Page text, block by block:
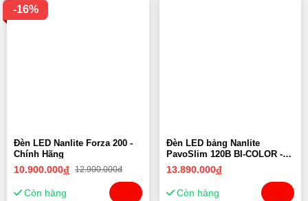
-16%
Đèn LED Nanlite Forza 200 -
Chính Hãng
10.900.000đ 12.900.000đ
Còn hàng
Đèn LED bảng Nanlite
PavoSlim 120B BI-COLOR -
Chính hãng
13.890.000đ
Còn hàng